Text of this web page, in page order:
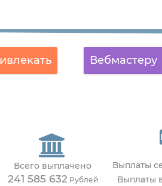
Вебмастеру
Всего выплачено
241 585 632Рублей
Выплаты
Выплаты